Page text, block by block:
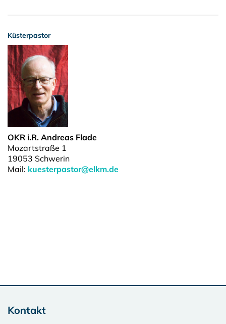
Küsterpastor
OKR i.R. Andreas Flade
Mozartstraße 1
19053 Schwerin
Mail: kuesterpastor@elkm.de
Kontakt